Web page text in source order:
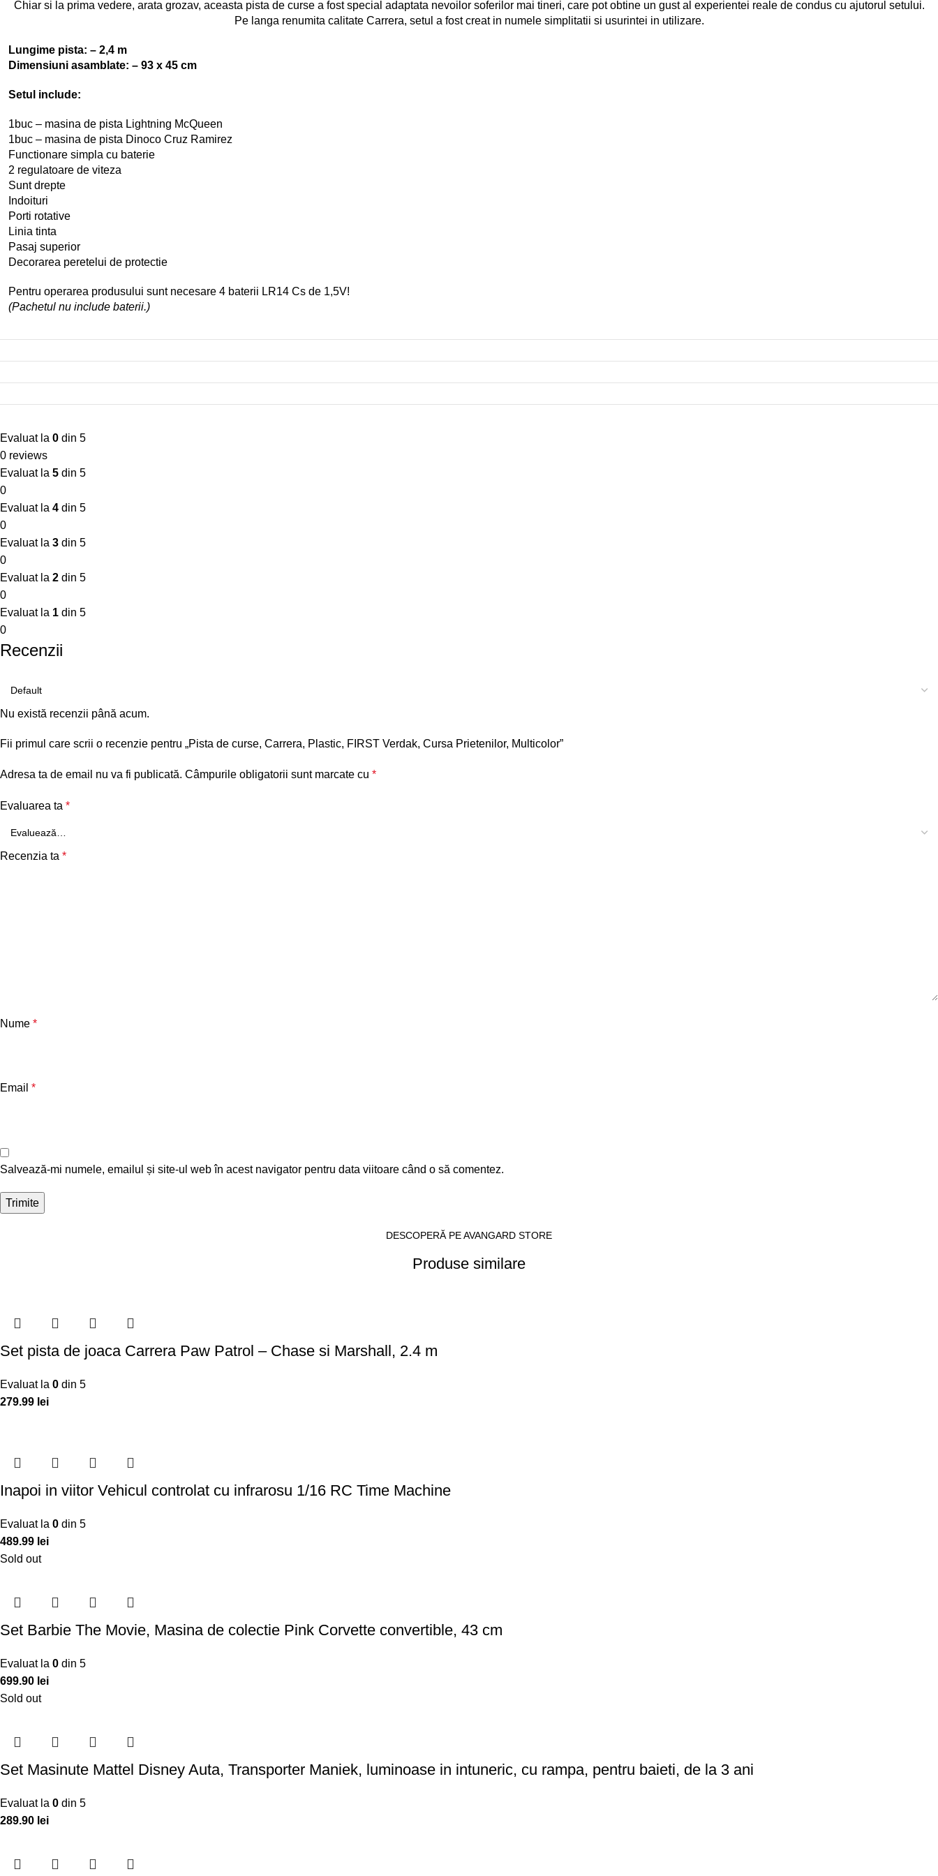
Chiar si la prima vedere, arata grozav, aceasta pista de curse a fost special adaptata nevoilor soferilor mai tineri, care pot obtine un gust al experientei reale de condus cu ajutorul setului.
Pe langa renumita calitate Carrera, setul a fost creat in numele simplitatii si usurintei in utilizare.
Lungime pista: – 2,4 m
Dimensiuni asamblate: – 93 x 45 cm
Setul include:
1buc – masina de pista Lightning McQueen
1buc – masina de pista Dinoco Cruz Ramirez
Functionare simpla cu baterie
2 regulatoare de viteza
Sunt drepte
Indoituri
Porti rotative
Linia tinta
Pasaj superior
Decorarea peretelui de protectie
Pentru operarea produsului sunt necesare 4 baterii LR14 Cs de 1,5V!
(Pachetul nu include baterii.)
Evaluat la 0 din 5
0 reviews
Evaluat la 5 din 5
0
Evaluat la 4 din 5
0
Evaluat la 3 din 5
0
Evaluat la 2 din 5
0
Evaluat la 1 din 5
0
Recenzii
Nu există recenzii până acum.
Fii primul care scrii o recenzie pentru „Pista de curse, Carrera, Plastic, FIRST Verdak, Cursa Prietenilor, Multicolor”
Adresa ta de email nu va fi publicată. Câmpurile obligatorii sunt marcate cu *
Evaluarea ta *
Recenzia ta *
Nume *
Email *
Salvează-mi numele, emailul și site-ul web în acest navigator pentru data viitoare când o să comentez.
DESCOPERĂ PE AVANGARD STORE
Produse similare
Set pista de joaca Carrera Paw Patrol – Chase si Marshall, 2.4 m
Evaluat la 0 din 5
279.99 lei
Inapoi in viitor Vehicul controlat cu infrarosu 1/16 RC Time Machine
Evaluat la 0 din 5
489.99 lei
Sold out
Set Barbie The Movie, Masina de colectie Pink Corvette convertible, 43 cm
Evaluat la 0 din 5
699.90 lei
Sold out
Set Masinute Mattel Disney Auta, Transporter Maniek, luminoase in intuneric, cu rampa, pentru baieti, de la 3 ani
Evaluat la 0 din 5
289.90 lei